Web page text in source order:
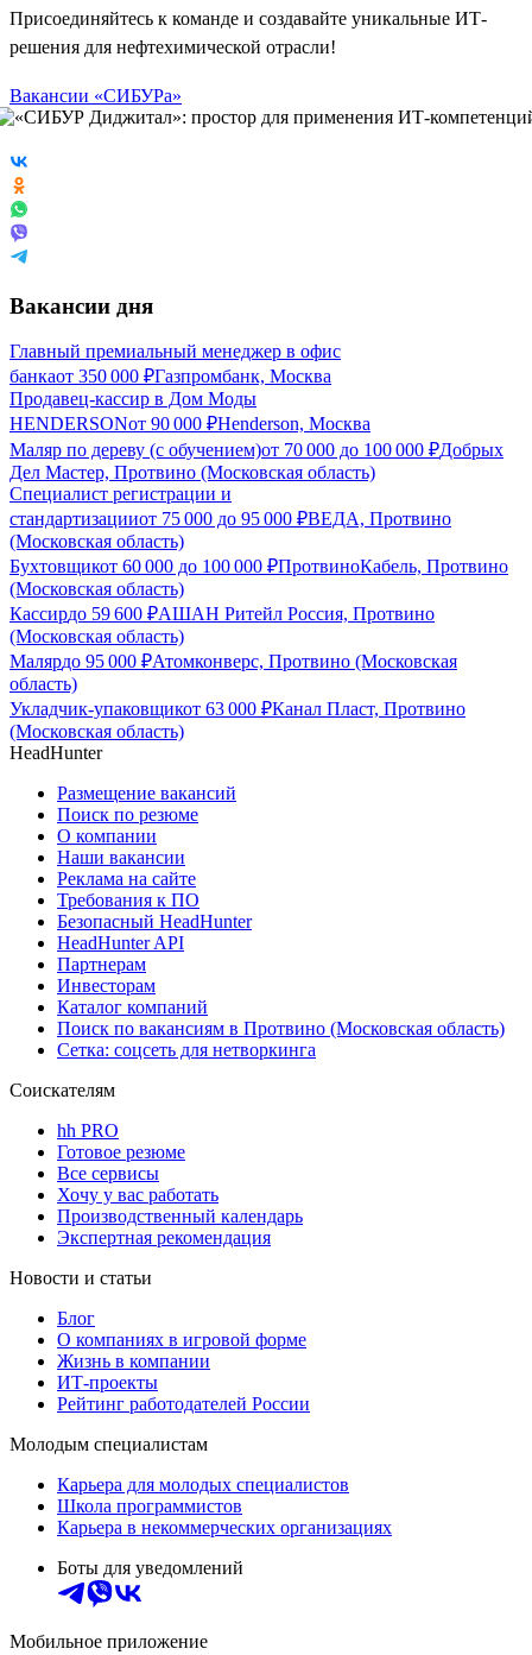
Присоединяйтесь к команде и создавайте уникальные ИТ-
решения для нефтехимической отрасли!
Вакансии «СИБУРа»
Вакансии дня
Главный премиальный менеджер в офис
банкаот 350 000 ₽Газпромбанк, Москва
Продавец-кассир в Дом Моды
HENDERSONот 90 000 ₽Henderson, Москва
Маляр по дереву (с обучением)от 70 000 до 100 000 ₽Добрых
Дел Мастер, Протвино (Московская область)
Специалист регистрации и
стандартизацииот 75 000 до 95 000 ₽ВЕДА, Протвино
(Московская область)
Бухтовщикот 60 000 до 100 000 ₽ПротвиноКабель, Протвино
(Московская область)
Кассирдо 59 600 ₽АШАН Ритейл Россия, Протвино
(Московская область)
Малярдо 95 000 ₽Атомконверс, Протвино (Московская
область)
Укладчик-упаковщикот 63 000 ₽Канал Пласт, Протвино
(Московская область)
HeadHunter
Размещение вакансий
Поиск по резюме
О компании
Наши вакансии
Реклама на сайте
Требования к ПО
Безопасный HeadHunter
HeadHunter API
Партнерам
Инвесторам
Каталог компаний
Поиск по вакансиям в Протвино (Московская область)
Сетка: соцсеть для нетворкинга
Соискателям
hh PRO
Готовое резюме
Все сервисы
Хочу у вас работать
Производственный календарь
Экспертная рекомендация
Новости и статьи
Блог
О компаниях в игровой форме
Жизнь в компании
ИТ-проекты
Рейтинг работодателей России
Молодым специалистам
Карьера для молодых специалистов
Школа программистов
Карьера в некоммерческих организациях
Боты для уведомлений
Мобильное приложение